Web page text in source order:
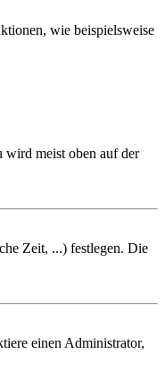
wie beispielsweise
wird meist oben auf der
Zeit, ...) festlegen. Die
einen Administrator,